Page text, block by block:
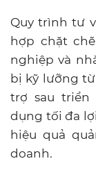
Quy trình tư
hợp chặt
nghiệp và
bị kỹ lưỡng
trợ sau triển
dụng tối đa
hiệu quả
doanh.